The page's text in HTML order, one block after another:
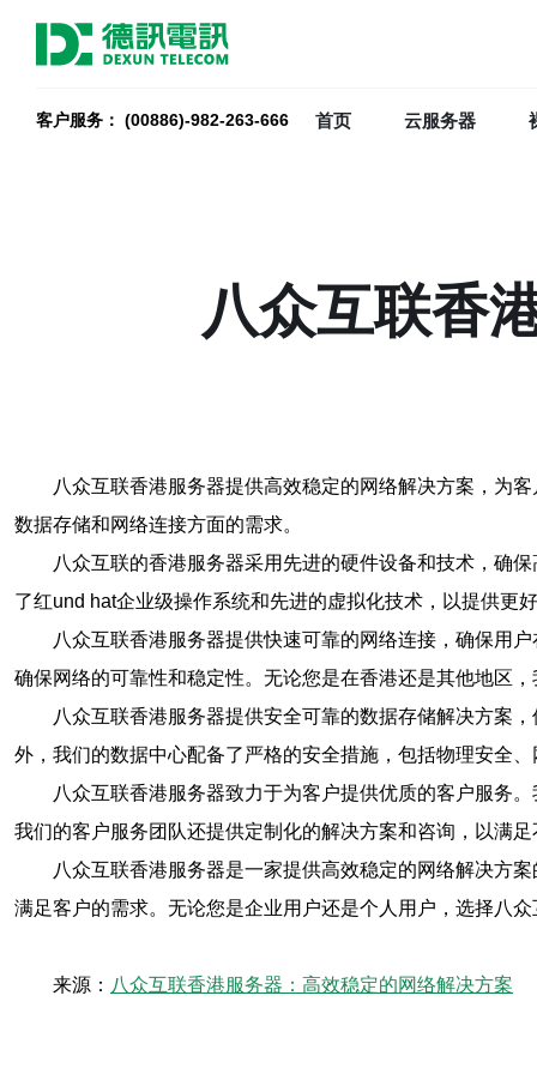
客户服务： (00886)-982-263-666 首页 云服务器
八众互联香
八众互联香港服务器提供高效稳定的网络解决方案，为
数据存储和网络连接方面的需求。
八众互联的香港服务器采用先进的硬件设备和技术，确
了红und hat企业级操作系统和先进的虚拟化技术，以提供更
八众互联香港服务器提供快速可靠的网络连接，确保用
确保网络的可靠性和稳定性。无论您是在香港还是其他地区
八众互联香港服务器提供安全可靠的数据存储解决方案
外，我们的数据中心配备了严格的安全措施，包括物理安全
八众互联香港服务器致力于为客户提供优质的客户服务
我们的客户服务团队还提供定制化的解决方案和咨询，以满
八众互联香港服务器是一家提供高效稳定的网络解决方
满足客户的需求。无论您是企业用户还是个人用户，选择八
来源： 八众互联香港服务器：高效稳定的网络解决方案